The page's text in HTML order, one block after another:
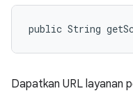
public String
Dapatkan URL layanan